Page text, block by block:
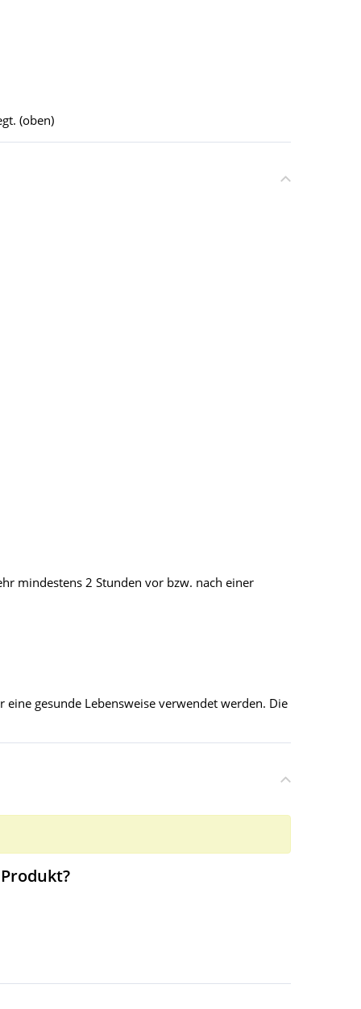
(oben)
mindestens 2 Stunden vor bzw. nach einer
gesunde Lebensweise verwendet werden. Die